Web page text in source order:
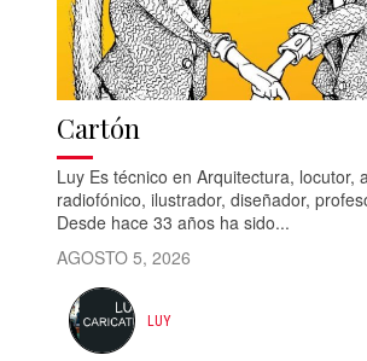
Cartón
Luy Es técnico en Arquitectura, locutor,
radiofónico, ilustrador, diseñador,
Desde hace 33 años ha sido...
AGOSTO 5, 2026
LUY